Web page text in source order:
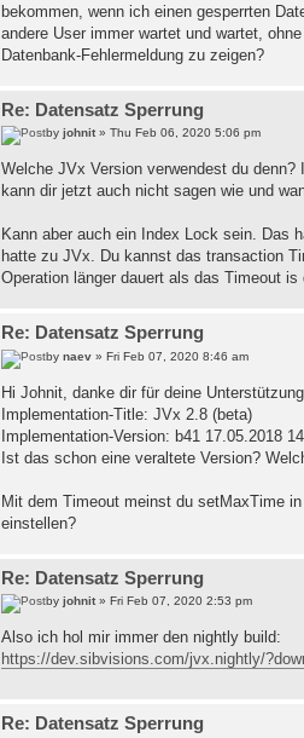
bekommen, wenn ich einen gesperrten
andere User immer wartet und wartet,
Datenbank-Fehlermeldung zu zeigen?
Re: Datensatz Sperrung
by johnit » Thu Feb 06, 2020 5:06 pm
Welche JVx Version verwendest du
kann dir jetzt auch nicht sagen wie und
Kann aber auch ein Index Lock sein. Das
hatte zu JVx. Du kannst das transaction
Operation länger dauert als das Timeout
Re: Datensatz Sperrung
by naev » Fri Feb 07, 2020 8:46 am
Hi Johnit, danke dir für deine
Implementation-Title: JVx 2.8 (beta)
Implementation-Version: b41 17.05.2018
Ist das schon eine veraltete Version?
Mit dem Timeout meinst du setMaxTime
einstellen?
Re: Datensatz Sperrung
by johnit » Fri Feb 07, 2020 2:53 pm
Also ich hol mir immer den nightly build:
https://dev.sibvisions.com/jvx.nightly/
Re: Datensatz Sperrung